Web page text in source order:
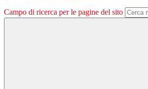
Campo di ricerca per le pagine del sito